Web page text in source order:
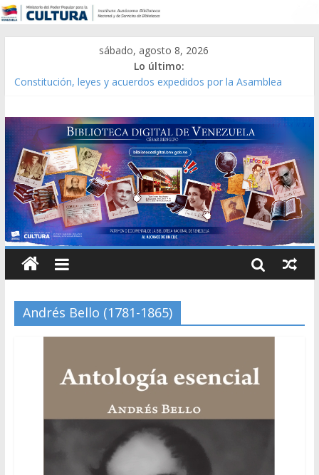
sábado, agosto 8, 2026
Lo último:
Constitución, leyes y acuerdos expedidos por la Asamblea
Modesta Bor Sánchez [material gráfico]
Gaceta Oficial de la República de Venezuela año CXXXIII Mes V,
Caracas 09 de marzo de 2006 N° 38.394
Catálogo temático de obras de Modesta Bor
Andrés Bello (1781-1865)